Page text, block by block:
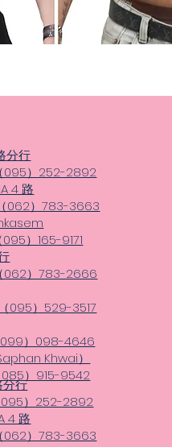
分行
095）252-2892
4 路
062）783-3663
）165-9171
062）783-2666
095）529-3517
099）098-4646
Khwai）
085）915-9542
分行
095）252-2892
4 路
062）783-3663